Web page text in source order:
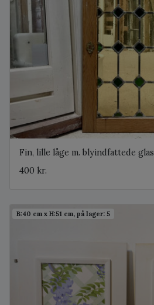
Fin, lille låge m. blyindfattede glas
400 kr.
B:40 cm x H:51 cm, på lager: 5